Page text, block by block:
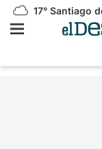
17° Santiago